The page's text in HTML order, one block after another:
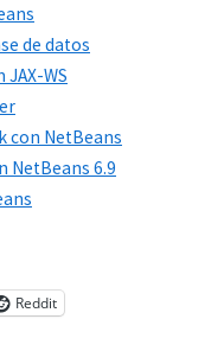
de datos
WS
con NetBeans
NetBeans 6.9
Reddit